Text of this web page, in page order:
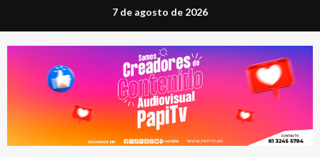
al
contenido
7 de agosto de 2026